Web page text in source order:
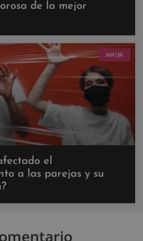
de la mejor
AMOR
el
a las parejas y su